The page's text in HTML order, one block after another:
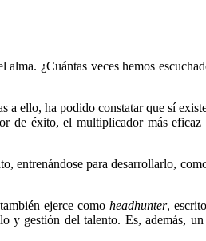
¿Cuántas veces hemos
ello, ha podido constatar que sí
de éxito, el multiplicador más
entrenándose para desarrollarlo,
ejerce comoheadhunter,
y gestión del talento. Es, además,